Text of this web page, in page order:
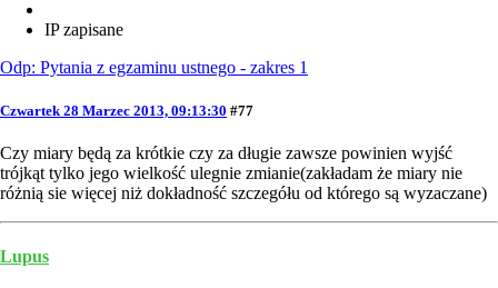
IP zapisane
Odp: Pytania z egzaminu ustnego - zakres 1
Czwartek 28 Marzec 2013, 09:13:30 #77
Czy miary będą za krótkie czy za długie zawsze powinien wyjść
trójkąt tylko jego wielkość ulegnie zmianie(zakładam że miary nie
różnią sie więcej niż dokładność szczegółu od którego są wyzaczane)
Lupus